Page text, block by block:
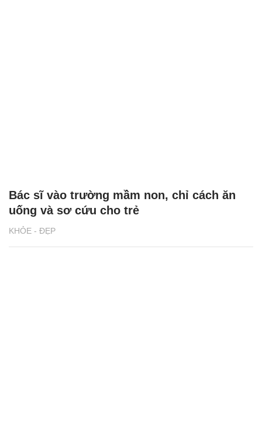
KHỎE - ĐẸP
Bác sĩ vào trường mầm non, chỉ cách ăn
uống và sơ cứu cho trẻ